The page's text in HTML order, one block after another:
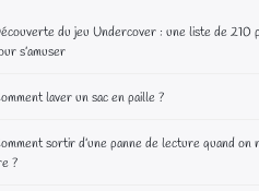
du jeu Undercover : une liste de 210
s’amuser
laver un sac en paille ?
sortir d’une panne de lecture quand on
?